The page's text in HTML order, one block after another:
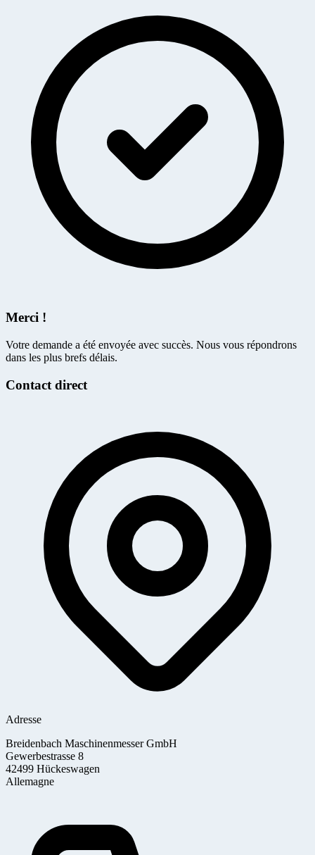
Merci !
Votre demande a été envoyée avec succès. Nous vous répondrons
dans les plus brefs délais.
Contact direct
Adresse
Breidenbach Maschinenmesser GmbH
Gewerbestrasse 8
42499 Hückeswagen
Allemagne